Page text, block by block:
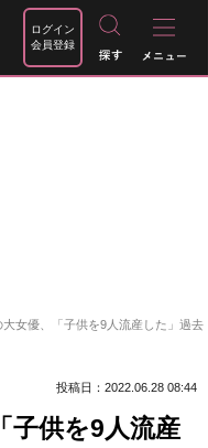
ログイン
会員登録
大女優、「子供を9人流産した」過去
投稿日：2022.06.28 08:44
子供を9人流産